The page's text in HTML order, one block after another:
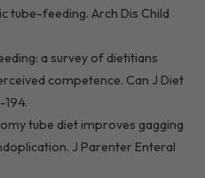
tube-feeding. Arch Dis Child
a survey of dietitians
competence. Can J Diet
tube diet improves gagging
J Parenter Enteral